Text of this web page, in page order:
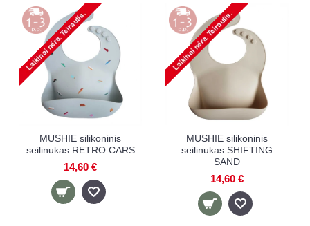
silikoninis
RETRO CARS
MUSHIE silikoninis
seilinukas SHIFTING